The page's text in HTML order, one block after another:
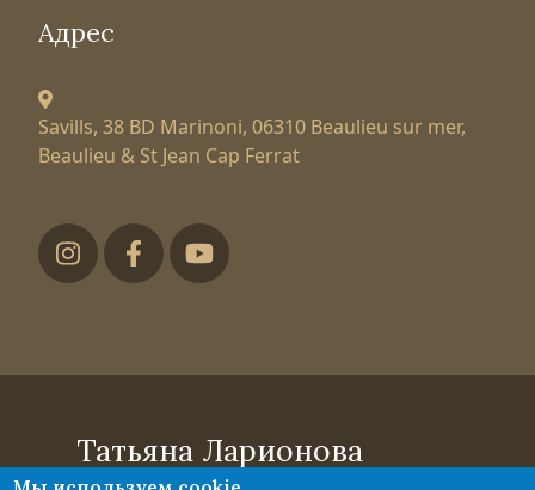
Адрес
Savills, 38 BD Marinoni, 06310 Beaulieu sur mer,
Beaulieu & St Jean Cap Ferrat
Татьяна Ларионова